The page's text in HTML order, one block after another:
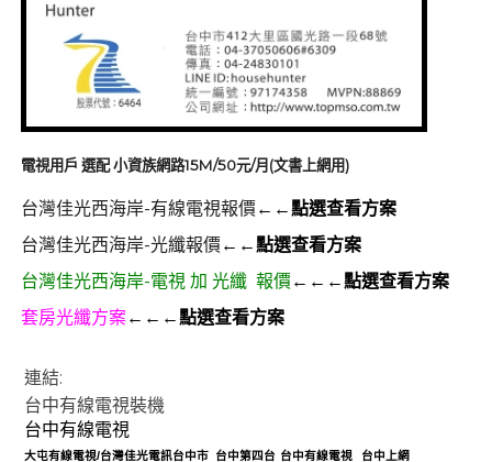
電視用戶 選配 小資族網路15M/50元/月(文書上網用)
台灣佳光西海岸-有線電視報價←←點選查看方案
台灣佳光西海岸-光纖報價←←點選查看方案
台灣佳光西海岸-電視 加 光纖 報價←←←點選查看方案
套房光纖方案←←←點選查看方案
連結:
台中有線電視裝機
台中有線電視
大屯有線電視/台灣佳光電訊台中市 台中第四台 台中有線電視 台中上網